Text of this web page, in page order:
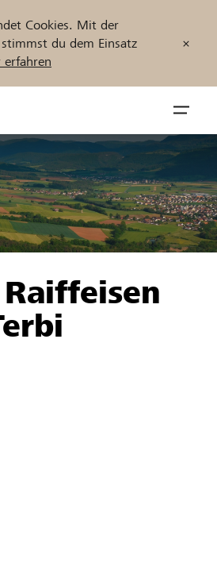
Cookies. Mit der
du dem Einsatz
erfahren
öffnen
finden
Jetzt starten